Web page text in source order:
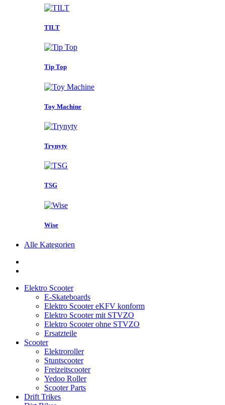
TILT
Tip Top
Toy Machine
Trynyty
TSG
Wise
Alle Kategorien
Elektro Scooter
E-Skateboards
Elektro Scooter eKFV konform
Elektro Scooter mit STVZO
Elektro Scooter ohne STVZO
Ersatzteile
Scooter
Elektroroller
Stuntscooter
Freizeitscooter
Yedoo Roller
Scooter Parts
Drift Trikes